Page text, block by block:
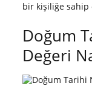
bir kişiliğe
Doğum
Değeri